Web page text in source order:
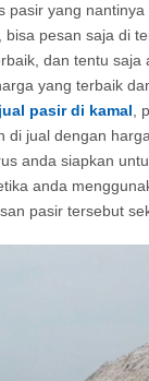
yang
pesan saja di
dan tentu
yang terbaik
jual pasir di kamal,
jual dengan
anda siapkan
anda
pasir tersebut